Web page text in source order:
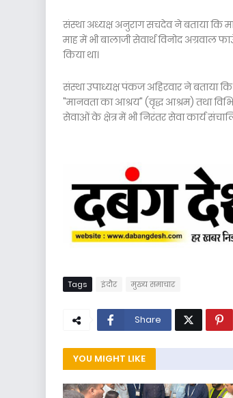
संस्था अध्यक्ष अनुराग सचदेव ने बताया कि
माह में भी बालाजी सेवार्थ विनोद अग्रवाल
किया था।
संस्था उपाध्यक्ष पंकज अहिरवार ने बताया
"मानवता का आश्रय" (वृद्ध आश्रम) तथा
सेवाओं के क्षेत्र में भी निरंतर सेवा कार्य
Tags इंदौर मुख्य समाचार
Share
YOU MIGHT LIKE